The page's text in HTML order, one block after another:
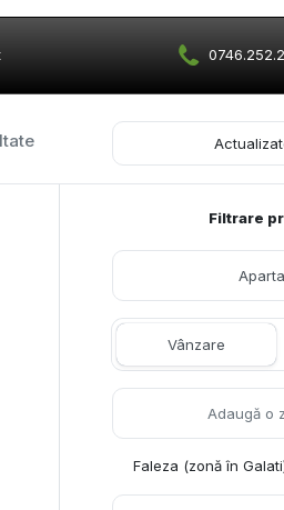
Filtrare
Vânzare
Faleza (zonă în